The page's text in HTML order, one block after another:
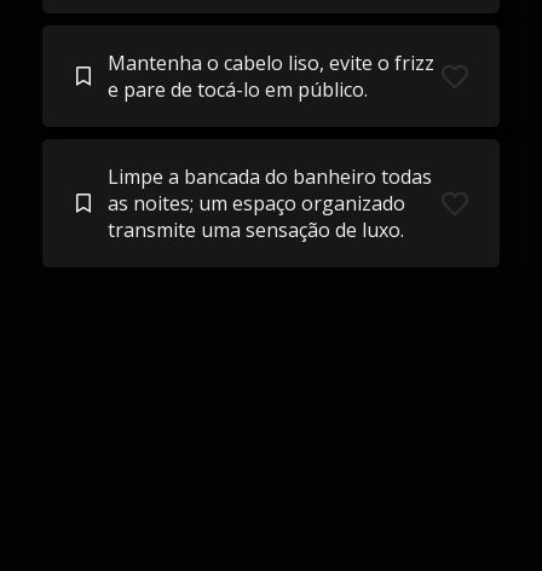
Mantenha o cabelo liso, evite o frizz
e pare de tocá-lo em público.
Limpe a bancada do banheiro todas
as noites; um espaço organizado
transmite uma sensação de luxo.